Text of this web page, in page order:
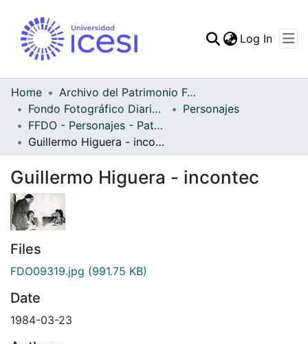
Statistics
Log In
Home
Archivo del Patrimonio Fotográfico y Fílmico del Valle del Cauca
Fondo Fotográfico Diario Occidente
Personajes
FFDO - Personajes - Patrimonial
Guillermo Higuera - incontec
Guillermo Higuera - incontec
Files
FDO09319.jpg (991.75 KB)
Date
1984-03-23